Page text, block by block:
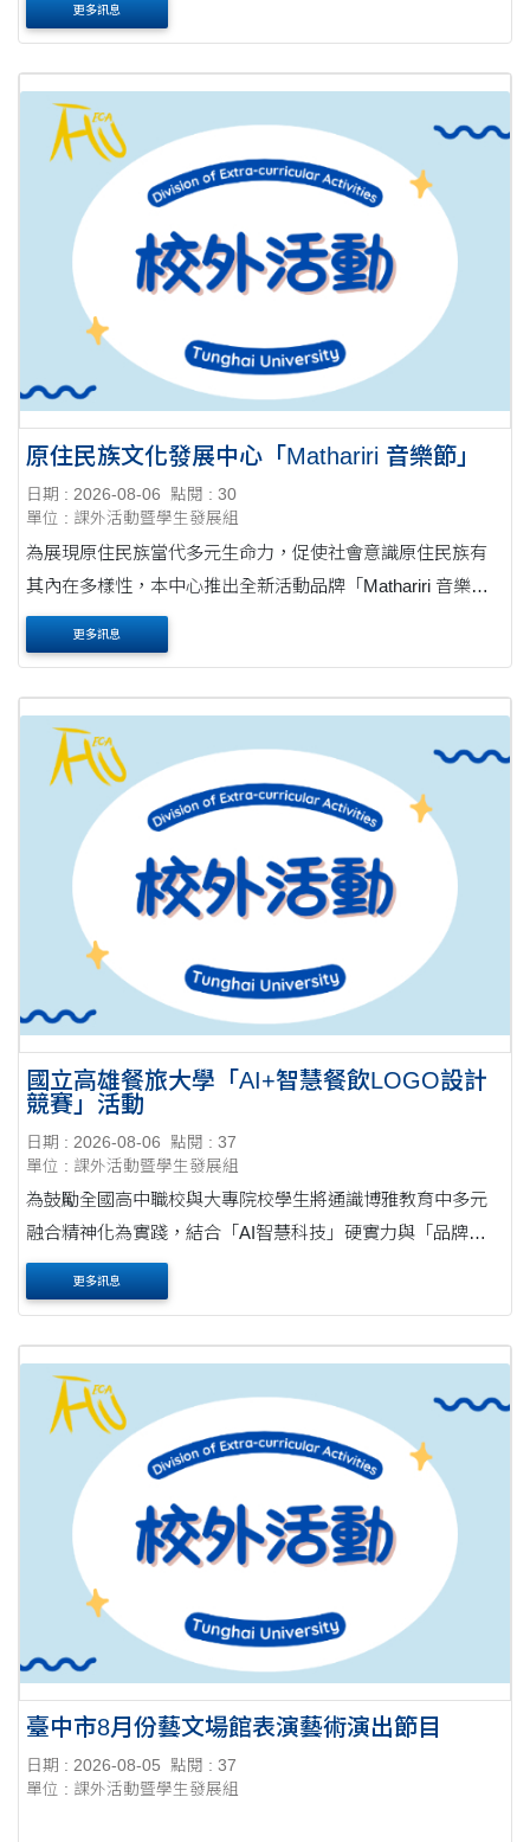
更多訊息
原住民族文化發展中心「Mathariri 音樂節」
日期 : 2026-08-06
點閱 : 30
單位 : 課外活動暨學生發展組
為展現原住民族當代多元生命力，促使社會意識原住民族有
其內在多樣性，本中心推出全新活動品牌「Mathariri 音樂
節」。「Mathariri」在魯凱族語中意指美好、漂亮，活動期許
傳達「漂亮，不是只有一種標準」之多元共好精....
更多訊息
國立高雄餐旅大學「AI+智慧餐飲LOGO設計
競賽」活動
日期 : 2026-08-06
點閱 : 37
單位 : 課外活動暨學生發展組
為鼓勵全國高中職校與大專院校學生將通識博雅教育中多元
融合精神化為實踐，結合「AI智慧科技」硬實力與「品牌視
覺傳達」軟實力，深化跨域應用能力，特舉辦本競賽。 作品
徵件截止日：即日起至115年8月31日(星期....
更多訊息
臺中市8月份藝文場館表演藝術演出節目
日期 : 2026-08-05
點閱 : 37
單位 : 課外活動暨學生發展組